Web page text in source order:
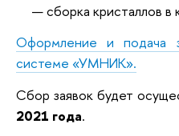
сборка кристаллов в
Оформление и подача
системе «УМНИК».
Сбор заявок будет
2021 года.